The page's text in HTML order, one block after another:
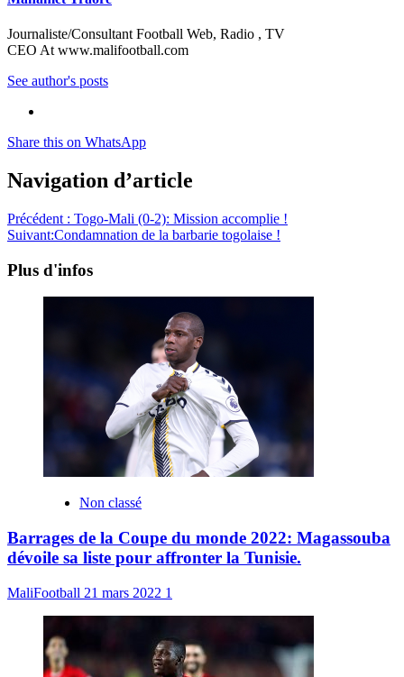
Journaliste/Consultant Football Web, Radio , TV
CEO At www.malifootball.com
See author's posts
Share this on WhatsApp
Navigation d’article
Précédent : Togo-Mali (0-2): Mission accomplie !
Suivant:Condamnation de la barbarie togolaise !
Plus d'infos
Non classé
Barrages de la Coupe du monde 2022: Magassouba
dévoile sa liste pour affronter la Tunisie.
MaliFootball 21 mars 2022 1